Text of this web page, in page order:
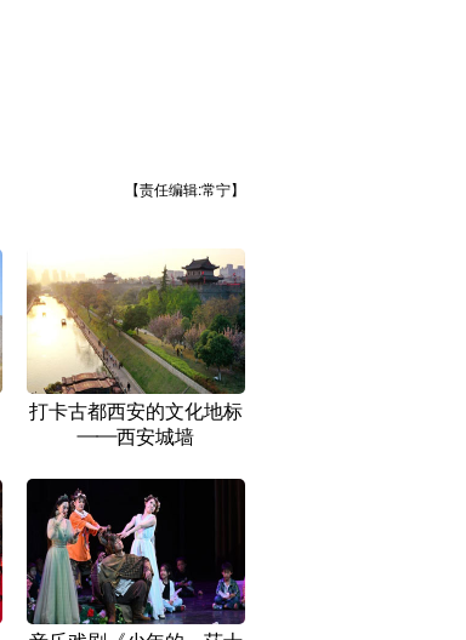
【责任编辑:常宁】
打卡古都西安的文化地标
——西安城墙